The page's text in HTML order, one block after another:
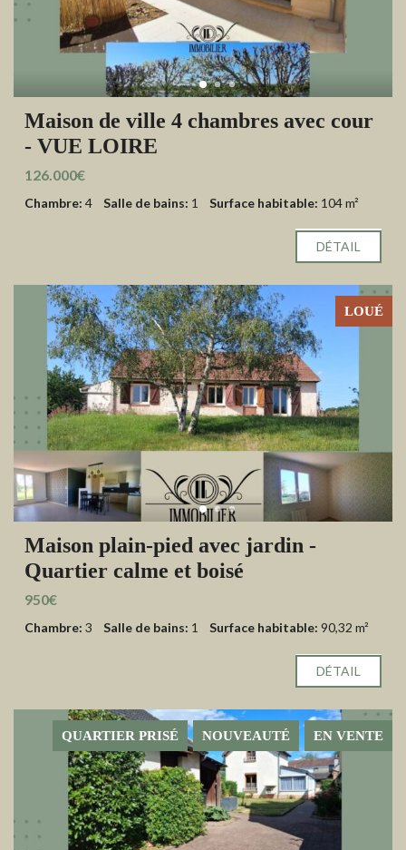
Maison de ville 4 chambres avec cour
- VUE LOIRE
126.000€
Chambre: 4 Salle de bains: 1 Surface habitable: 104 m²
DÉTAIL
LOUÉ
Maison plain-pied avec jardin -
Quartier calme et boisé
950€
Chambre: 3 Salle de bains: 1 Surface habitable: 90,32 m²
DÉTAIL
EN VENTE
NOUVEAUTÉ
QUARTIER PRISÉ